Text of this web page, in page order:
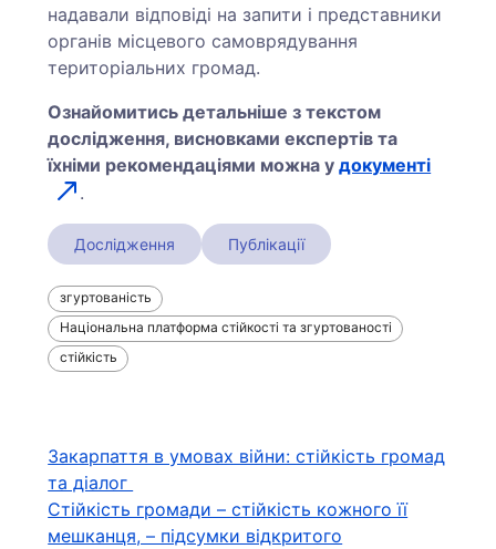
надавали відповіді на запити і представники
органів місцевого самоврядування
територіальних громад.
Ознайомитись детальніше з текстом
дослідження, висновками експертів та
їхніми рекомендаціями можна удокументі
.
Дослідження Публікації
згуртованість
Національна платформа стійкості та згуртованості
стійкість
Навігація
записів
Закарпаття в умовах війни: стійкість громад
та діалог
Стійкість громади – стійкість кожного її
мешканця, – підсумки відкритого